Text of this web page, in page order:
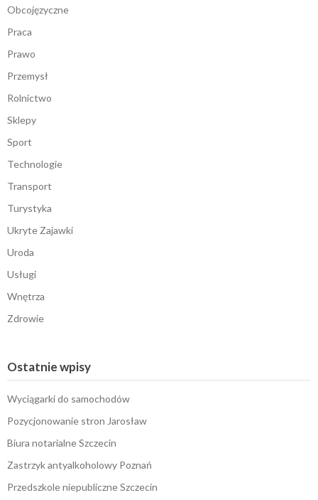
Obcojęzyczne
Praca
Prawo
Przemysł
Rolnictwo
Sklepy
Sport
Technologie
Transport
Turystyka
Ukryte Zajawki
Uroda
Usługi
Wnętrza
Zdrowie
Ostatnie wpisy
Wyciągarki do samochodów
Pozycjonowanie stron Jarosław
Biura notarialne Szczecin
Zastrzyk antyalkoholowy Poznań
Przedszkole niepubliczne Szczecin